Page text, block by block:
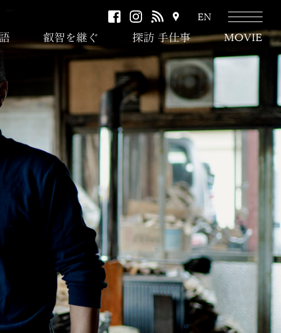
facebookinstagram
RSS
ク
セ
ス
EN
叡智を継ぐ 探訪 手仕事 MOVIE